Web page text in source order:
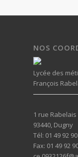
NOS
Lycée des
François
1 rue Rabelais
93440, Dugny
Tél: 01 49 92
Fax: 01 49 92